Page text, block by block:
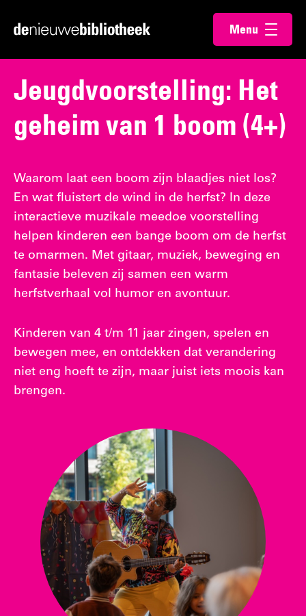
direct
content
direct
footer
Ga
homepagina
Menu
openen
Jeugdvoorstelling: Het
geheim van 1 boom (4+)
Waarom laat een boom zijn blaadjes niet los?
En wat fluistert de wind in de herfst? In deze
interactieve muzikale meedoe voorstelling
helpen kinderen een bange boom om de herfst
te omarmen. Met gitaar, muziek, beweging en
fantasie beleven zij samen een warm
herfstverhaal vol humor en avontuur.
Kinderen van 4 t/m 11 jaar zingen, spelen en
bewegen mee, en ontdekken dat verandering
niet eng hoeft te zijn, maar juist iets moois kan
brengen.